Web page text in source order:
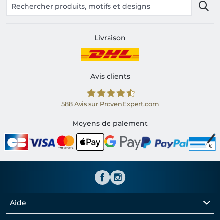
Livraison
Avis clients
Shirtinator FR
588 Avis sur ProvenExpert.com
Moyens de paiement
Aide